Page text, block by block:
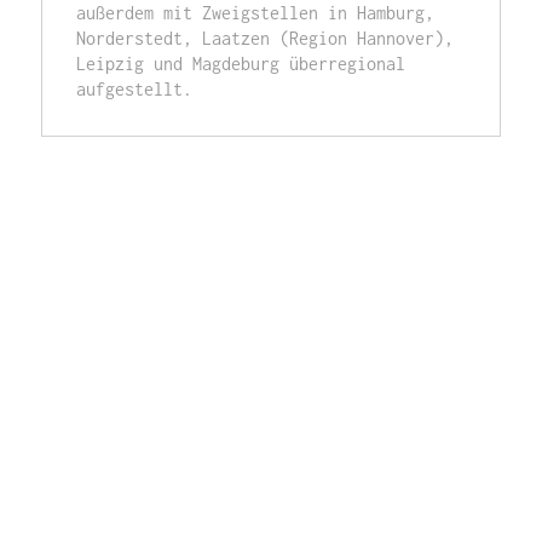
außerdem mit Zweigstellen in Hamburg,
Norderstedt, Laatzen (Region Hannover),
Leipzig und Magdeburg überregional
aufgestellt.